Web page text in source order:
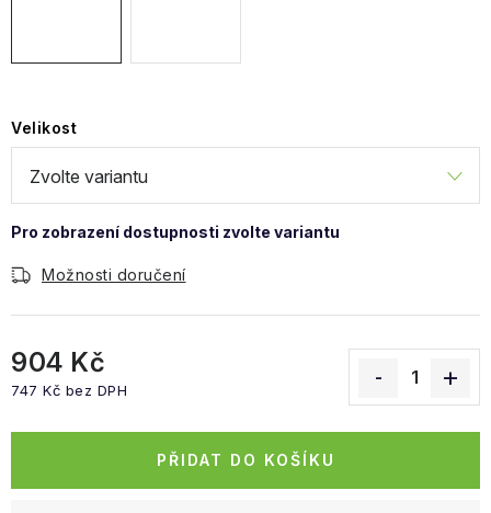
Velikost
Možnosti doručení
904 Kč
747 Kč bez DPH
PŘIDAT DO KOŠÍKU